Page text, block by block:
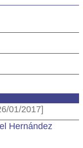
01/2017]
Hernández